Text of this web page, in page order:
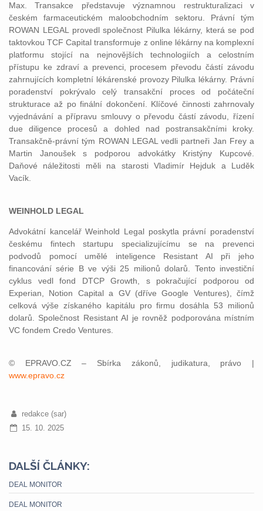
Max. Transakce představuje významnou restrukturalizaci v
českém farmaceutickém maloobchodním sektoru. Právní tým
ROWAN LEGAL provedl společnost Pilulka lékárny, která se pod
taktovkou TCF Capital transformuje z online lékárny na komplexní
platformu stojící na nejnovějších technologiích a celostním
přístupu ke zdraví a prevenci, procesem převodu částí závodu
zahrnujících kompletní lékárenské provozy Pilulka lékárny. Právní
poradenství pokrývalo celý transakční proces od počáteční
strukturace až po finální dokončení. Klíčové činnosti zahrnovaly
vyjednávání a přípravu smlouvy o převodu částí závodu, řízení
due diligence procesů a dohled nad postransakčními kroky.
Transakčně-právní tým ROWAN LEGAL vedli partneři Jan Frey a
Martin Janoušek s podporou advokátky Kristýny Kupcové.
Daňové náležitosti měli na starosti Vladimír Hejduk a Luděk
Vacík.
WEINHOLD LEGAL
Advokátní kancelář Weinhold Legal poskytla právní poradenství
českému fintech startupu specializujícímu se na prevenci
podvodů pomocí umělé inteligence Resistant AI při jeho
financování série B ve výši 25 milionů dolarů. Tento investiční
cyklus vedl fond DTCP Growth, s pokračující podporou od
Experian, Notion Capital a GV (dříve Google Ventures), čímž
celková výše získaného kapitálu pro firmu dosáhla 53 milionů
dolarů. Společnost Resistant AI je rovněž podporována místním
VC fondem Credo Ventures.
© EPRAVO.CZ – Sbírka zákonů, judikatura, právo |
www.epravo.cz
redakce (sar)
15. 10. 2025
DALŠÍ ČLÁNKY:
DEAL MONITOR
DEAL MONITOR